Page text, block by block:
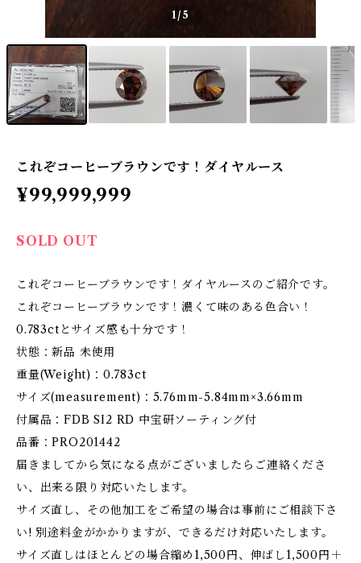
1/5
これぞコーヒーブラウンです！ダイヤルース
¥99,999,999
SOLD OUT
これぞコーヒーブラウンです！ダイヤルースのご紹介です。
これぞコーヒーブラウンです！濃くて味のある色合い！
0.783ctとサイズ感も十分です！
状態：新品 未使用
重量(Weight)：0.783ct
サイズ(measurement)：5.76mm-5.84mm×3.66mm
付属品：FDB SI2 RD 中宝研ソーティング付
品番：PRO201442
届きましてから気になる点がございましたらご連絡くださ
い、出来る限り対応いたします。
サイズ直し、その他加工をご希望の場合は事前にご相談下さ
い! 別途料金がかかりますが、できるだけ対応いたします。
サイズ直しはほとんどの場合縮め1,500円、伸ばし1,500円＋